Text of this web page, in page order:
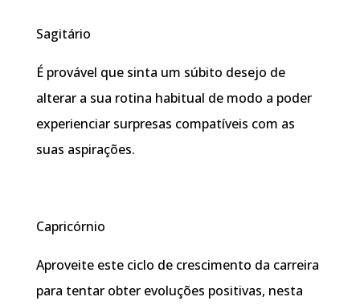
Sagitário
É provável que sinta um súbito desejo de
alterar a sua rotina habitual de modo a poder
experienciar surpresas compatíveis com as
suas aspirações.
Capricórnio
Aproveite este ciclo de crescimento da carreira
para tentar obter evoluções positivas, nesta